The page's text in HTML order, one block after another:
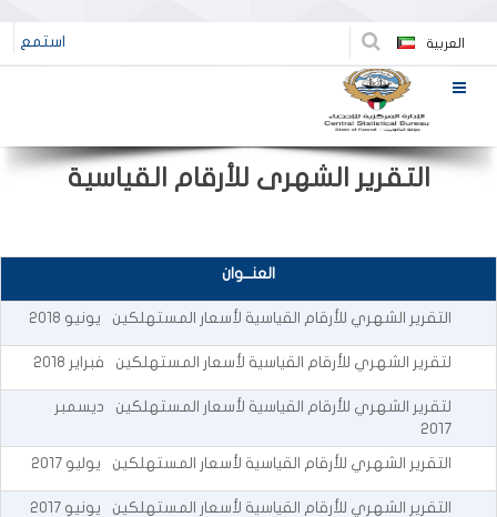
العربية استمع
التقرير الشهرى للأرقام القياسية
العنــوان
التقرير الشهري للأرقام القياسية لأسعار المستهلكين يونيو 2018
لتقرير الشهري للأرقام القياسية لأسعار المستهلكين فبراير 2018
لتقرير الشهري للأرقام القياسية لأسعار المستهلكين
ديسمبر
2017
التقرير الشهري للأرقام القياسية لأسعار المستهلكين يوليو 2017
التقرير الشهري للأرقام القياسية لأسعار المستهلكين يونيو 2017